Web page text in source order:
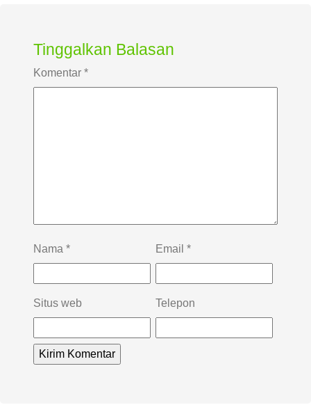
Tinggalkan Balasan
Komentar *
Nama * Email *
Situs web Telepon